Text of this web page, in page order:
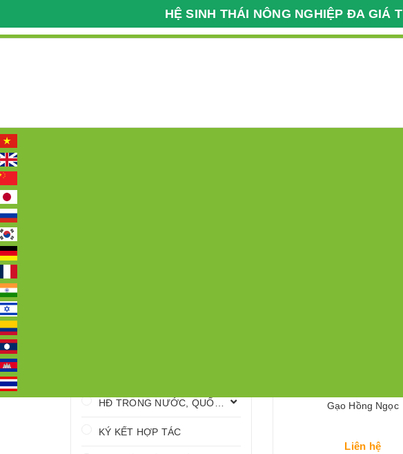
HỆ SINH THÁI NÔNG NGHIỆP ĐA GIÁ
Trang chủ Giới thiệu Tin tức Các khu,vùng nguyên
Gạo Hồng Ngọc
Liên hệ
KÝ KẾT HỢP TÁC